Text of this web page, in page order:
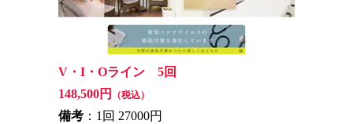
V・I・Oライン 5回
148,500円
（税込）
備考 ：1回 27000円